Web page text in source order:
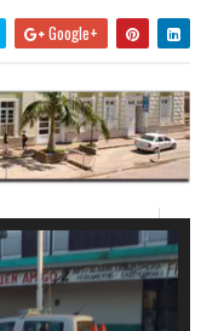
Google+